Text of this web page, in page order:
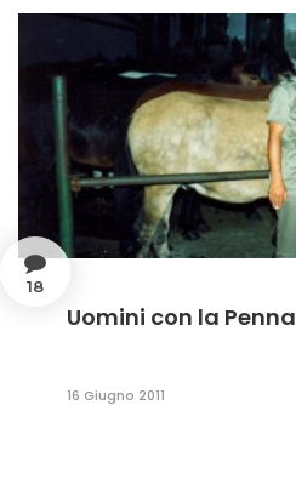
18
Uomini con la Penna
16 Giugno 2011